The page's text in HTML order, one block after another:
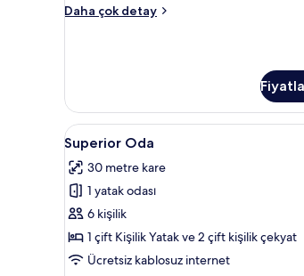
Daha çok detay
Cocoon
Superior
Oda
için
tüm
fotoğrafları
görün
Superior
4
Superior Oda
30 metre kare
1 yatak odası
6 kişilik
1 çift Kişilik Yatak ve 2 çift kişilik çekyat
Ücretsiz kablosuz internet